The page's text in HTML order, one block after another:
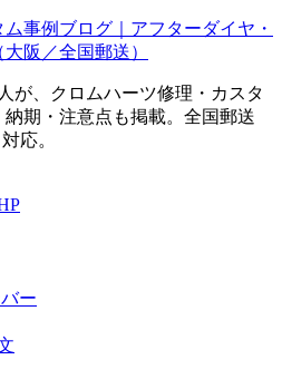
事例ブログ｜アフターダイヤ・
阪／全国郵送）
が、クロムハーツ修理・カスタ
期・注意点も掲載。全国郵送
応。
ー